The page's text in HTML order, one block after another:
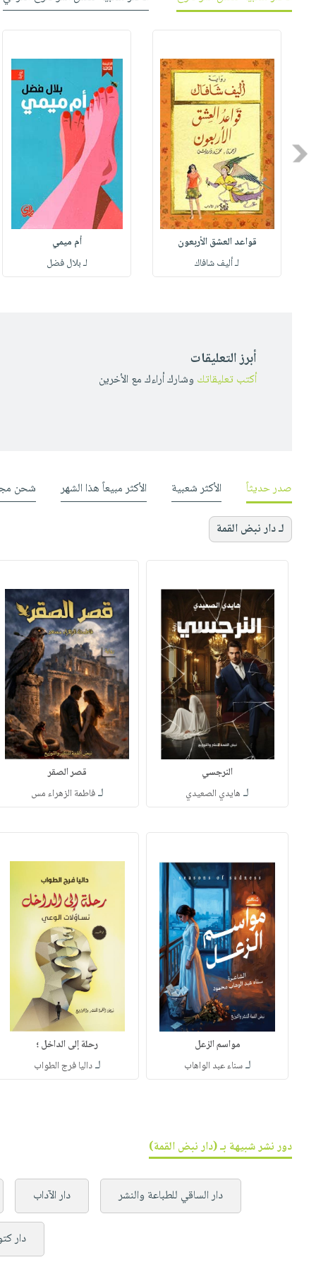
Previous
قواعد العشق الأربعون
لـ أليف شافاك
أم ميمي
لـ بلال فضل
أبرز التعليقات
أكتب تعليقاتك وشارك أراءك مع الأخرين
صدر حديثاً الأكثر شعبية الأكثر مبيعاً هذا الشهر شحن
لـ دار نبض القمة
النرجسي
لـ هايدي الصعيدي
قصر الصقر
لـفاطمة الزهراء مس
مواسم الزعل
لـسناء عبد الواهاب
رحلة إلى الداخل ؛
لـداليا فرج الطواب
دور نشر شبيهة بـ (دار نبض القمة)
دار الساقي للطباعة والنشر دار الآداب
دار